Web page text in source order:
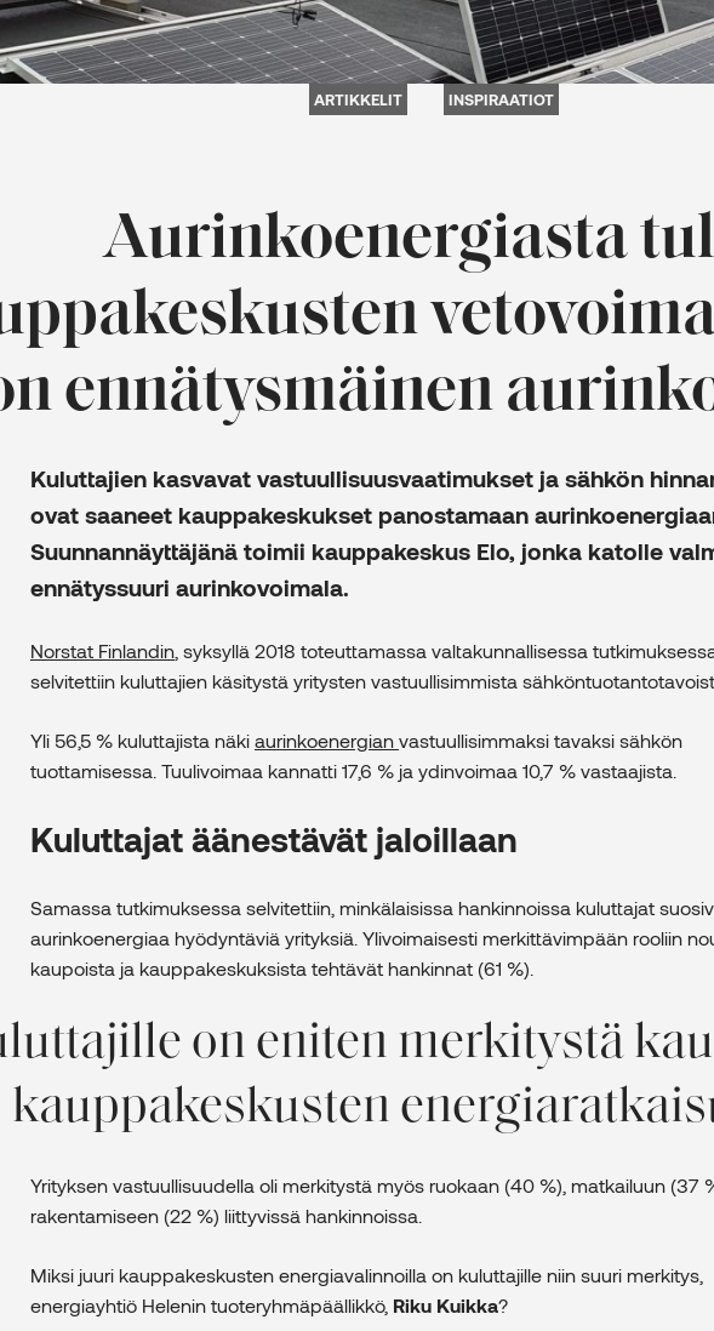
ARTIKKELIT INSPIRAATIOT
Aurinkoenergiasta
ennätysmäinen
Kuluttajien kasvavat vastuullisuusvaatimukset ja sähkön
ovat saaneet kauppakeskukset panostamaan
Suunnannäyttäjänä toimii kauppakeskus Elo, jonka katolle
ennätyssuuri aurinkovoimala.
Norstat Finlandin , syksyllä 2018 toteuttamassa valtakunnallisessa
selvitettiin kuluttajien käsitystä yritysten vastuullisimmista
Yli 56,5 % kuluttajista näki aurinkoenergian vastuullisimmaksi tavaksi sähkön
tuottamisessa. Tuulivoimaa kannatti 17,6 % ja ydinvoimaa 10,7 % vastaajista.
Kuluttajat äänestävät jaloillaan
Samassa tutkimuksessa selvitettiin, minkälaisissa hankinnoissa kuluttajat
aurinkoenergiaa hyödyntäviä yrityksiä. Ylivoimaisesti merkittävimpään rooliin
kaupoista ja kauppakeskuksista tehtävät hankinnat (61 %).
on eniten merkitystä
kauppakeskusten
Yrityksen vastuullisuudella oli merkitystä myös ruokaan (40 %), matkailuun (37
rakentamiseen (22 %) liittyvissä hankinnoissa.
Miksi juuri kauppakeskusten energiavalinnoilla on kuluttajille niin suuri merkitys,
energiayhtiö Helenin tuoteryhmäpäällikkö, Riku Kuikka?